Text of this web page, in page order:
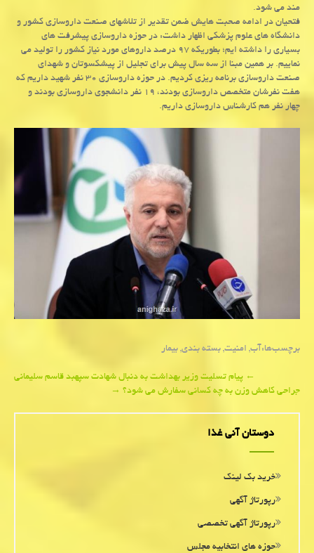
مند می شود.
فتحیان در ادامه صحبت هایش ضمن تقدیر از تلاشهای صنعت داروسازی كشور و
دانشگاه های علوم پزشكی اظهار داشت: در حوزه داروسازی پیشرفت های
بسیاری را داشته ایم؛ بطوریكه ۹۷ درصد داروهای مورد نیاز كشور را تولید می
نماییم. بر همین مبنا از سه سال پیش برای تجلیل از پیشكسوتان و شهدای
صنعت داروسازی برنامه ریزی كردیم. در حوزه داروسازی ۳۰ نفر شهید داریم كه
هفت نفرشان متخصص داروسازی بودند، ۱۹ نفر دانشجوی داروسازی بودند و
چهار نفر هم كارشناس داروسازی داریم.
برچسب‌ها:آب,امنیت,بسته بندی,بیمار
navigation
←پیام تسلیت وزیر بهداشت به دنبال شهادت سپهبد قاسم سلیمانی
جراحی كاهش وزن به چه كسانی سفارش می شود؟→
دوستان آنی غذا
خرید بک لینک
رپورتاژ آگهی
رپورتاژ آگهی تخصصی
حوزه های انتخابیه مجلس